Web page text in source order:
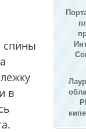
спины
в